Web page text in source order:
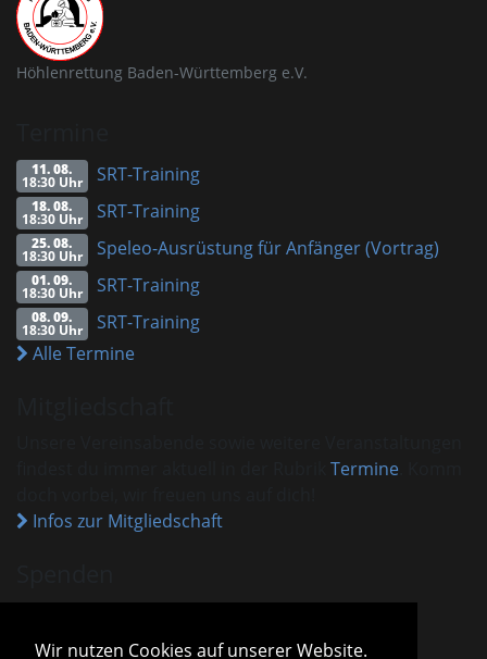
Wir nutzen Cookies auf unserer Website.
Höhlenrettung Baden-Württemberg e.V.
11. 08.
18:30 Uhr SRT-Training
18. 08.
18:30 Uhr SRT-Training
25. 08.
18:30 Uhr Speleo-Ausrüstung für Anfänger (Vortrag)
01. 09.
18:30 Uhr SRT-Training
08. 09.
18:30 Uhr
SRT-Training
Alle Termine
Termine
Infos zur Mitgliedschaft
VHM ist als gemeinnützig anerkannt.
Spenden und Beiträge sind mit dem aktuellen